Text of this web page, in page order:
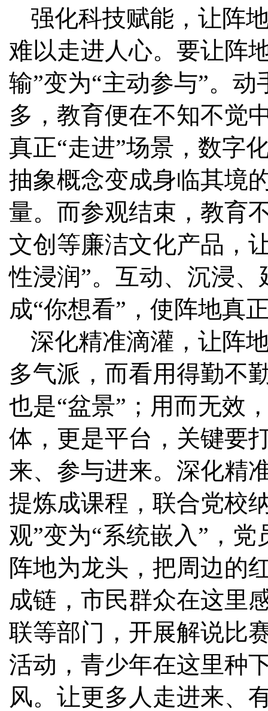
强化科技赋能，让阵
难以走进人心。要让阵
输”变为“主动参与”。
多，教育便在不知不觉
真正“走进”场景，数字
抽象概念变成身临其境
量。而参观结束，教育
文创等廉洁文化产品，
性浸润”。互动、沉浸
成“你想看”，使阵地真
深化精准滴灌，让阵
多气派，而看用得勤不
也是“盆景”；用而无效
体，更是平台，关键要
来、参与进来。深化精
提炼成课程，联合党校
观”变为“系统嵌入”，
阵地为龙头，把周边的
成链，市民群众在这里
联等部门，开展解说比
活动，青少年在这里种
风。让更多人走进来、